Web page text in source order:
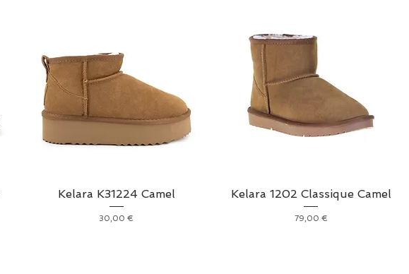
Kelara K31224 Camel
Prix
30,00 €
Kelara 1202 Classique Camel
Prix
79,00 €